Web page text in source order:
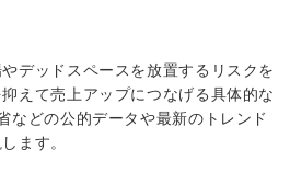
デッドスペースを放置するリスクを
えて売上アップにつなげる具体的な
などの公的データや最新のトレンド
ます。